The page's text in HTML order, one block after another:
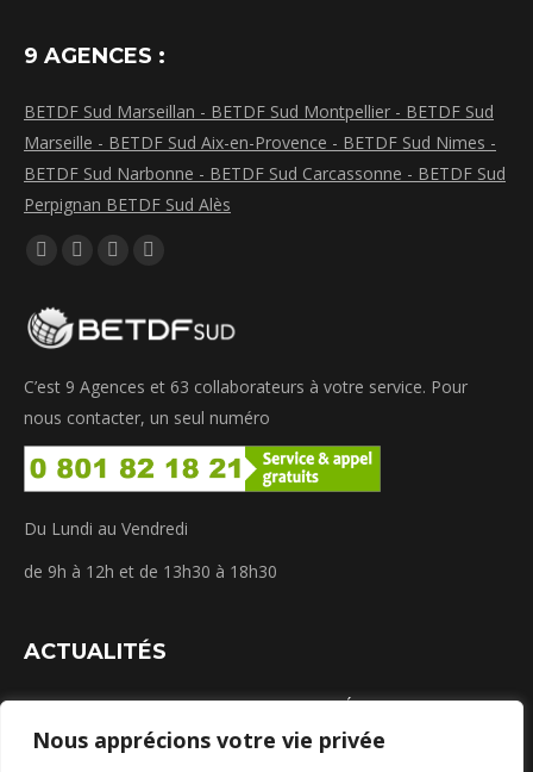
Nous apprécions votre vie privée
9 AGENCES :
BETDF Sud Marseillan - BETDF Sud Montpellier - BETDF Sud
Marseille - BETDF Sud Aix-en-Provence - BETDF Sud Nimes -
BETDF Sud Narbonne - BETDF Sud Carcassonne - BETDF Sud
Perpignan BETDF Sud Alès
Trouvez nous sur :
La
Facebook
s'ouvre
dans
une
nouvelle
fenêtre
La
LinkedIn
dans
une
nouvelle
fenêtre
La
Instagram
dans
une
nouvelle
fenêtre
La
WhatsApp
dans
une
nouvelle
fenêtre
C’est 9 Agences et 63 collaborateurs à votre service. Pour
nous contacter, un seul numéro
Du Lundi au Vendredi
de 9h à 12h et de 13h30 à 18h30
ACTUALITÉS
GUIDE PRATIQUE : Solaire & Rénovation Énergétique
juillet 22, 2026